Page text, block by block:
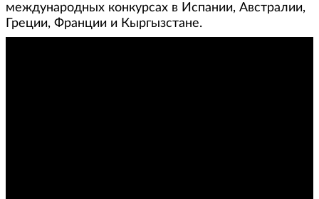
международных конкурсах в Испании, Австралии,
Греции, Франции и Кыргызстане.